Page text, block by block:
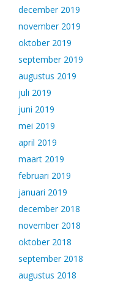
december 2019
november 2019
oktober 2019
september 2019
augustus 2019
juli 2019
juni 2019
mei 2019
april 2019
maart 2019
februari 2019
januari 2019
december 2018
november 2018
oktober 2018
september 2018
augustus 2018